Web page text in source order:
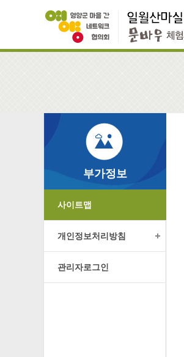
부가정보
사이트맵
개인정보처리방침
관리자로그인